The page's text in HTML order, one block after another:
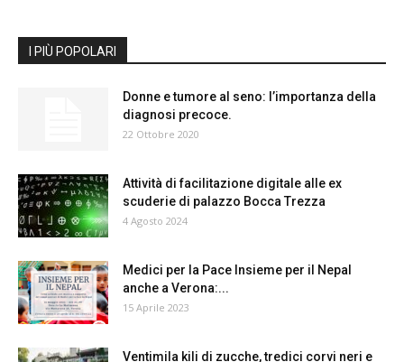
I PIÙ POPOLARI
Donne e tumore al seno: l’importanza della
diagnosi precoce.
22 Ottobre 2020
Attività di facilitazione digitale alle ex
scuderie di palazzo Bocca Trezza
4 Agosto 2024
Medici per la Pace Insieme per il Nepal
anche a Verona:...
15 Aprile 2023
Ventimila kili di zucche, tredici corvi neri e